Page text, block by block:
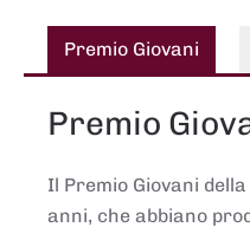
Premio Giovani
Premio
Il Premio Giovani
anni, che abbiano